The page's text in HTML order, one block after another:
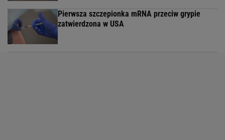
Pierwsza szczepionka mRNA przeciw grypie
zatwierdzona w USA